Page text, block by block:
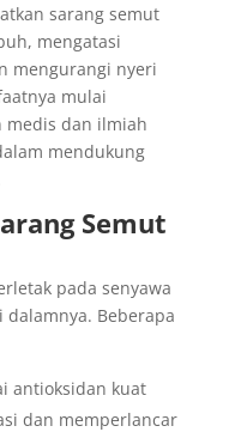
sarang semut
mengatasi
mengurangi nyeri
mulai
medis dan ilmiah
mendukung
Semut
pada senyawa
Beberapa
antioksidan kuat
dan memperlancar